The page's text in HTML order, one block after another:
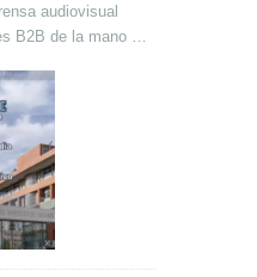
audiovisual
B2B de la mano de